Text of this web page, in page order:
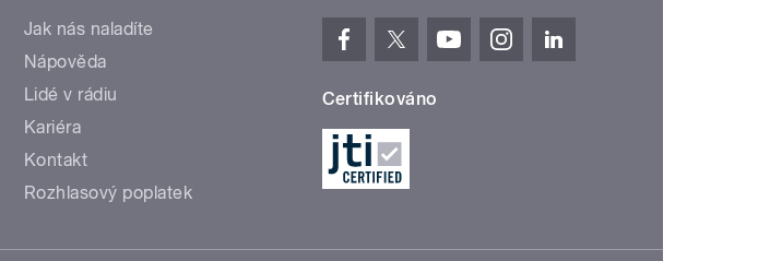
Jak nás naladíte
Nápověda
Lidé v rádiu
Kariéra
Kontakt
Rozhlasový poplatek
Certifikováno